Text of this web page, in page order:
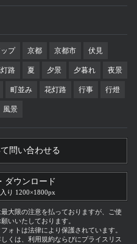
プ 京都 京都市 伏見
路 夏 夕景 夕暮れ 夜景
町並み 花灯路 行事 行燈
風景
問い合わせる
ダウンロード
り 1200×1800px
大限の注意を払っておりますが、ご使
いいたしております。
ォトは法律により保護されています。
くは、利用規約ならびにプライスリス